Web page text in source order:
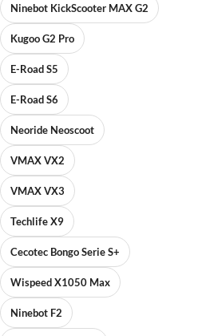
Ninebot KickScooter MAX G2
Kugoo G2 Pro
E-Road S5
E-Road S6
Neoride Neoscoot
VMAX VX2
VMAX VX3
Techlife X9
Cecotec Bongo Serie S+
Wispeed X1050 Max
Ninebot F2